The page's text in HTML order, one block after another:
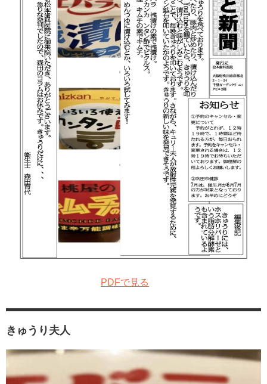
PDFで見る
きゅうり夫人